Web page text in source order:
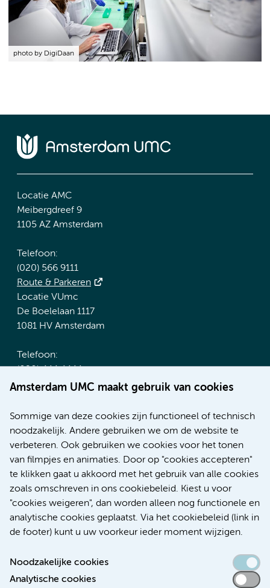
Amsterdam UMC maakt gebruik van cookies
Sommige van deze cookies zijn functioneel of technisch
noodzakelijk. Andere gebruiken we om de website te
verbeteren. Ook gebruiken we cookies voor het tonen
van filmpjes en animaties. Door op "cookies accepteren"
te klikken gaat u akkoord met het gebruik van alle cookies
zoals omschreven in ons cookiebeleid. Kiest u voor
"cookies weigeren", dan worden alleen nog functionele en
analytische cookies geplaatst. Via het cookiebeleid (link in
de footer) kunt u uw voorkeur ieder moment wijzigen.
Noodzakelijke cookies
Analytische cookies
photo by DigiDaan
Locatie AMC
Meibergdreef 9
1105 AZ Amsterdam
Telefoon:
(020) 566 9111
Route & Parkeren
Locatie VUmc
De Boelelaan 1117
1081 HV Amsterdam
Telefoon:
(020) 444 4444
Route & Parkeren
Meer Amsterdam UMC websites:
Werken bij Amsterdam UMC
Over Amsterdam UMC
Nieuws
Research
Educatie Locatie VUmc